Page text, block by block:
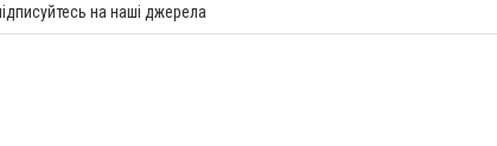
на наші джерела